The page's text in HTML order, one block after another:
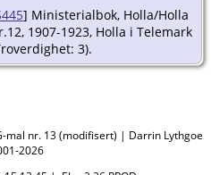
] Ministerialbok, Holla/Holla
1907-1923, Holla i Telemark
3).
mal nr. 13 (modifisert) | Darrin Lythgoe
2026